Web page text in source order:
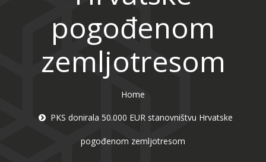
pogođenom
zemljotresom
Home
PKS donirala 50.000 EUR stanovništvu Hrvatske
pogođenom zemljotresom